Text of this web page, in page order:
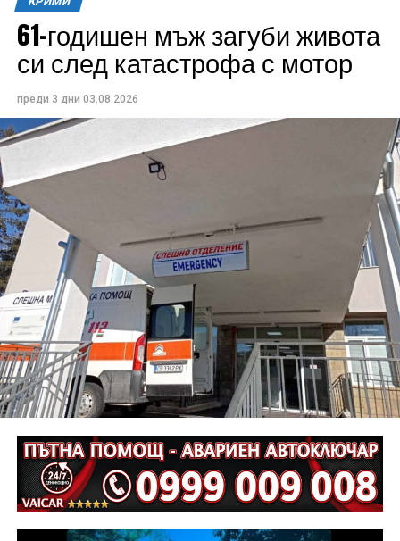
Габрово се води разследване за пътнотранспортно
произшествие, в резултат на което е настъпила
смъртта на 61-годишен мотоциклетист.
Досъдебното производство е започнало с първо
действие на разследването – оглед на
местопроизшествие и се води за престъпление по
чл.343, ал.1, б. В, във вр. с чл.342, ал.1 от НК за това,
дали на 01.08.2026 г. около 10.00 часа на път I – 5 км.
161+400 (главен път гр. Габрово –връх Шипка) са
нарушени правилата за движение по пътищата, като
при управление на мотоциклет „Ямаха“, по
непредпазливост е причинена смъртта на водача му
Г. Г., на 61 години.
Неотложните следствени действия са извършени от
екип на ОД на МВР – Габрово съвместно с
автоексперт, като на място са изготвени и снимки.
Извършена е аутопсия на тялото на пострадалия и е
назначена съдебномедицинска експертиза.
Предстои назначаването на автотехническа
експертиза относно причините и механизма на
възникналото пътнотранспортно произшествие.
61-годишен мъж загуби живота
си след катастрофа с мотор
преди 3 дни 03.08.2026